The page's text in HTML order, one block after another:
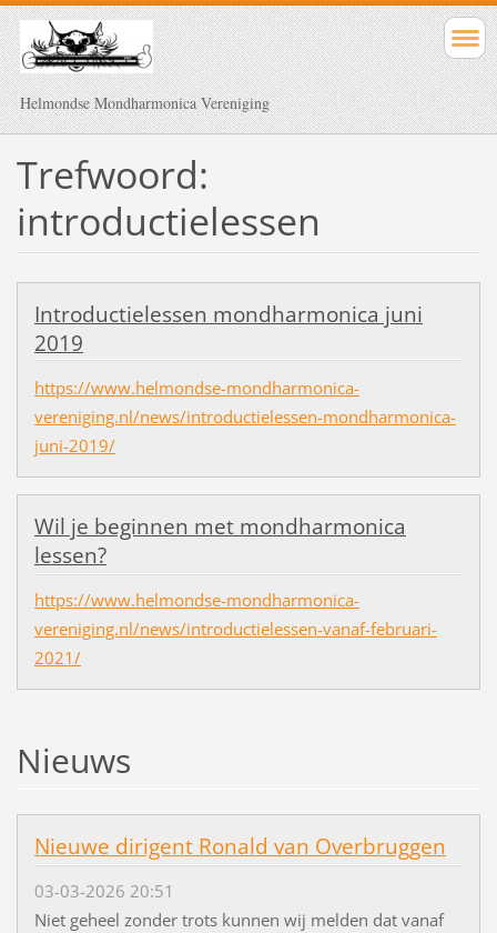
Helmondse Mondharmonica Vereniging
Trefwoord:
introductielessen
Introductielessen mondharmonica juni
2019
https://www.helmondse-mondharmonica-
vereniging.nl/news/introductielessen-mondharmonica-
juni-2019/
Wil je beginnen met mondharmonica
lessen?
https://www.helmondse-mondharmonica-
vereniging.nl/news/introductielessen-vanaf-februari-
2021/
Nieuws
Nieuwe dirigent Ronald van Overbruggen
03-03-2026 20:51
Niet geheel zonder trots kunnen wij melden dat vanaf